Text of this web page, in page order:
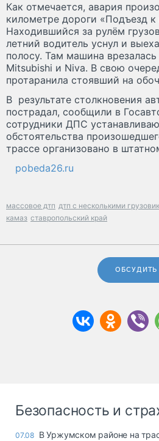
Как отмечается, авария
километре дороги «Подъезд
Находившийся за рулём
летний водитель уснул и
полосу. Там машина
Mitsubishi и Niva. В свою
протаранила стоявший на
В результате столкновения
пострадал, сообщили в
сотрудники ДПС
обстоятельства
трассе организовано в
pobeda26.ru
массовое дтп дтп с несколькими
камаз ставропольский край
ОБСУДИТЬ
Безопасность и
07.08 В Уржумском районе на